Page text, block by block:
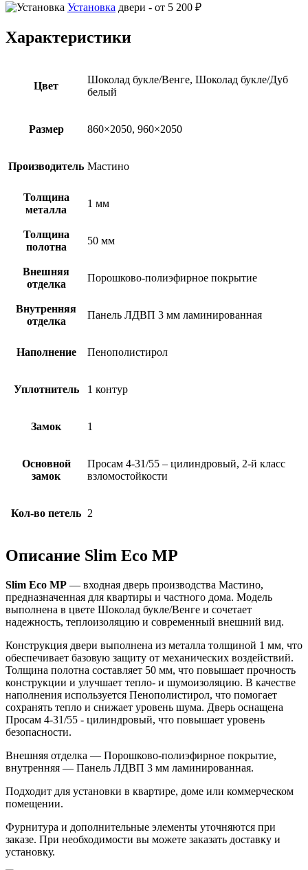
Установка двери - от 5 200 ₽
Характеристики
Цвет
Шоколад букле/Венге, Шоколад букле/Дуб
белый
Размер 860×2050, 960×2050
Производитель Мастино
Толщина
металла
1 мм
Толщина
полотна
50 мм
Внешняя
отделка
Порошково-полиэфирное покрытие
Внутренняя
отделка
Панель ЛДВП 3 мм ламинированная
Наполнение Пенополистирол
Уплотнитель 1 контур
Замок 1
Основной
замок
Просам 4-31/55 – цилиндровый, 2-й класс
взломостойкости
Кол-во петель 2
Описание Slim Eco MP
Slim Eco MP — входная дверь производства Мастино,
предназначенная для квартиры и частного дома. Модель
выполнена в цвете Шоколад букле/Венге и сочетает
надежность, теплоизоляцию и современный внешний вид.
Конструкция двери выполнена из металла толщиной 1 мм, что
обеспечивает базовую защиту от механических воздействий.
Толщина полотна составляет 50 мм, что повышает прочность
конструкции и улучшает тепло- и шумоизоляцию. В качестве
наполнения используется Пенополистирол, что помогает
сохранять тепло и снижает уровень шума. Дверь оснащена
Просам 4-31/55 - цилиндровый, что повышает уровень
безопасности.
Внешняя отделка — Порошково-полиэфирное покрытие,
внутренняя — Панель ЛДВП 3 мм ламинированная.
Подходит для установки в квартире, доме или коммерческом
помещении.
Фурнитура и дополнительные элементы уточняются при
заказе. При необходимости вы можете заказать доставку и
установку.